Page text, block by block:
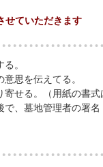
せていただきます
。
思を伝えてる。
せる。（用紙の書式
、墓地管理者の署名